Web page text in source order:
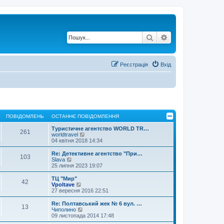
Пошук
Вхід
Реєстрація
ПОВІДОМЛЕНЬ ОСТАННЄ ПОВІДОМЛЕННЯ
261
Туристичне агентство WORLD TR…
worldtravel
е
р
е
л
т
и
с
а
04 квітня 2018 14:34
103
Re: Детективне агентство "При…
Slava
е
р
е
г
л
у
т
и
25 липня 2023 19:07
42
ТЦ "Мир"
Vpoltave
е
р
е
г
л
я
27 вересня 2016 22:51
13
Re: Полтавський жек № 6 вул. …
Чиполино
е
р
09 листопада 2014 17:48